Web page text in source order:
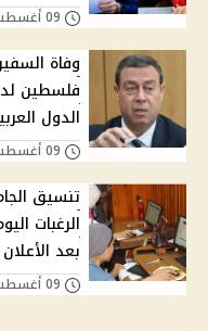
وفاة
فلسطين
الدول
الرغبات
بعد الأعلان